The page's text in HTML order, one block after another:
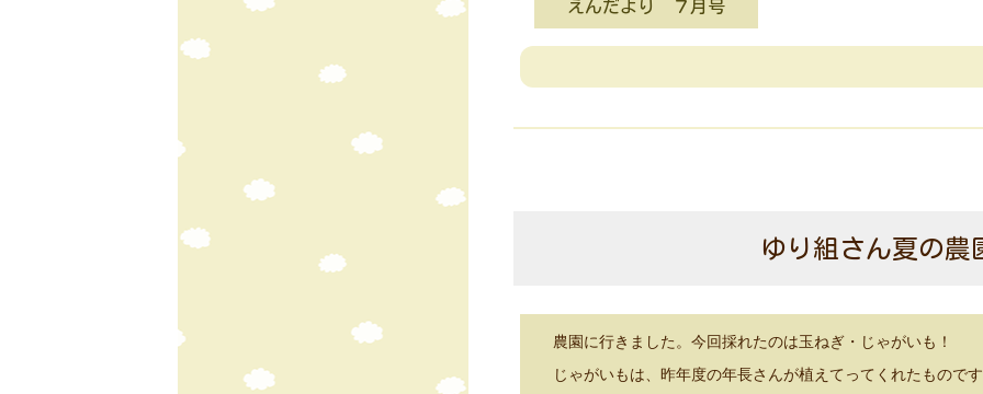
えんだより ７月号
ゆり組さん夏の農
農園に行きました。今回採れたのは玉ねぎ・じゃがいも！
じゃがいもは、昨年度の年長さんが植えてってくれたものです